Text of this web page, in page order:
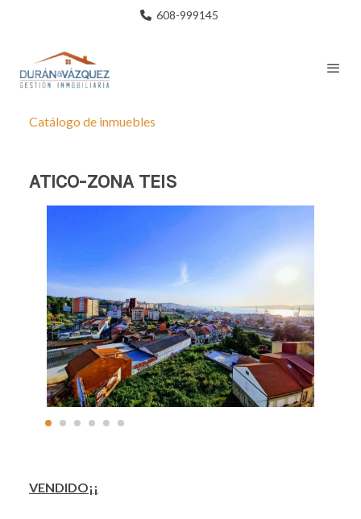
608-999145
Catálogo de inmuebles
ATICO-ZONA TEIS
VENDIDO¡¡